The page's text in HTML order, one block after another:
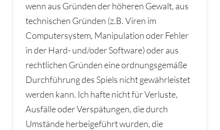
wenn aus Gründen der höheren Gewalt, aus
technischen Gründen (z.B. Viren im
Computersystem, Manipulation oder Fehler
in der Hard- und/oder Software) oder aus
rechtlichen Gründen eine ordnungsgemäße
Durchführung des Spiels nicht gewährleistet
werden kann. Ich hafte nicht für Verluste,
Ausfälle oder Verspätungen, die durch
Umstände herbeigeführt wurden, die